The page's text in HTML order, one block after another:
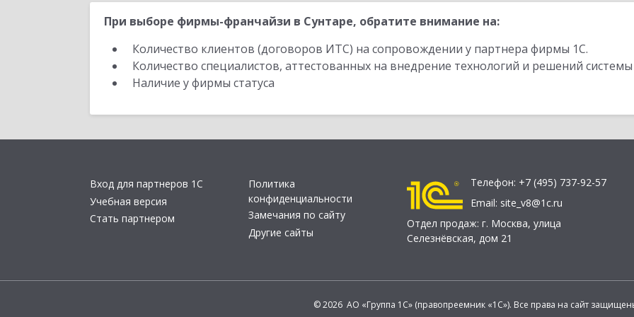
При выборе фирмы-франчайзи в Сунтаре, обратите внимание на:
Количество клиентов (договоров ИТС) на сопровождении у партнера фирмы 1С.
Количество специалистов, аттестованных на внедрение технологий и решений
Наличие у фирмы статуса
Вход для партнеров 1С
Учебная версия
Стать партнером
Политика
конфиденциальности
Замечания по сайту
Другие сайты
Телефон: +7 (495) 737-92-57
Email: site_v8@1c.ru
Отдел продаж: г. Москва, улица
Селезнёвская, дом 21
© 2026 АО «Группа 1С» (правопреемник «1С»). Все права на сайт